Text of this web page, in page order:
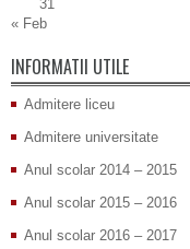
31
« Feb
INFORMATII UTILE
Admitere liceu
Admitere universitate
Anul scolar 2014 – 2015
Anul scolar 2015 – 2016
Anul scolar 2016 – 2017